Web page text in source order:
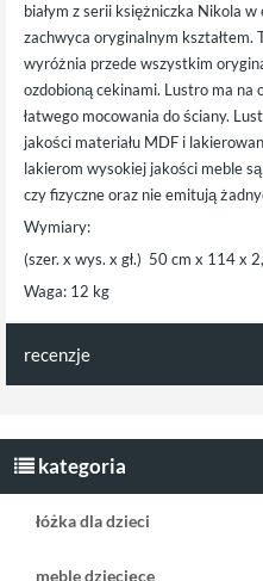
białym z serii księżniczka Nikola
zachwyca oryginalnym
wyróżnia przede wszystkim
ozdobioną cekinami. Lustro ma
łatwego mocowania do ściany.
jakości materiału MDF i
lakierom wysokiej jakości meble
czy fizyczne oraz nie emitują
Wymiary:
(szer. x wys. x gł.) 50 cm x 114 x
Waga: 12 kg
recenzje
Napisz pierwszą recenzję jako klient!
kategoria
łóżka dla dzieci
meble dziecięce